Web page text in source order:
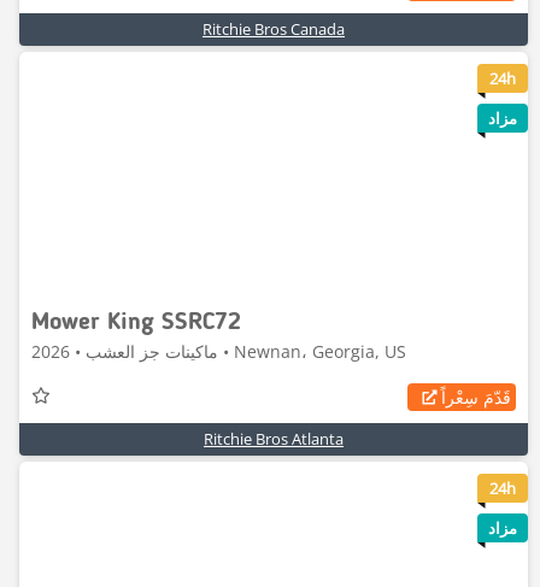
Ritchie Bros Canada
8
Mower King SSRC72
ماكينات جز العشب • 2026 • Newnan، Georgia, US
قَدّمَ سِعْراً
Ritchie Bros Atlanta
24h
مزاد
6
24h
مزاد